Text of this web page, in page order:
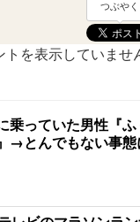
つぶやく
を表示していませ
乗っていた男性『
→とんでもない事